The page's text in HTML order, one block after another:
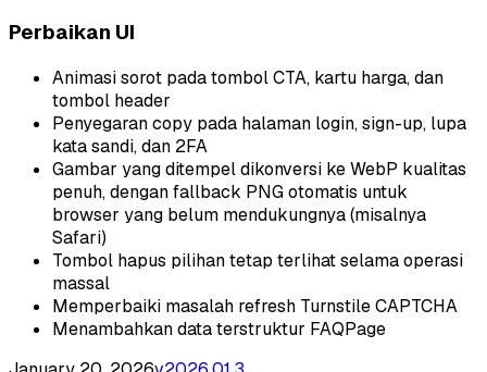
Perbaikan UI
Animasi sorot pada tombol CTA, kartu harga, dan
tombol header
Penyegaran copy pada halaman login, sign-up, lupa
kata sandi, dan 2FA
Gambar yang ditempel dikonversi ke WebP kualitas
penuh, dengan fallback PNG otomatis untuk
browser yang belum mendukungnya (misalnya
Safari)
Tombol hapus pilihan tetap terlihat selama operasi
massal
Memperbaiki masalah refresh Turnstile CAPTCHA
Menambahkan data terstruktur FAQPage